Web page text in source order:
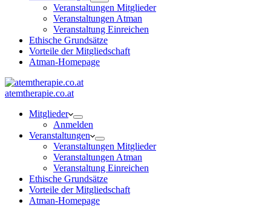
Veranstaltungen Mitglieder
Veranstaltungen Atman
Veranstaltung Einreichen
Ethische Grundsätze
Vorteile der Mitgliedschaft
Atman-Homepage
atemtherapie.co.at
Mitglieder
Anmelden
Veranstaltungen
Veranstaltungen Mitglieder
Veranstaltungen Atman
Veranstaltung Einreichen
Ethische Grundsätze
Vorteile der Mitgliedschaft
Atman-Homepage